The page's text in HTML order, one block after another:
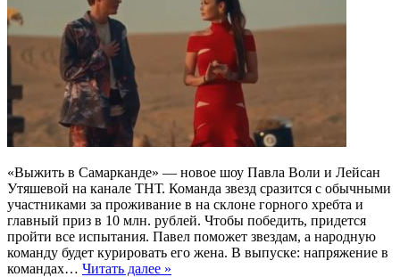
«Выжить в Самарканде» — новое шоу Павла Воли и Лейсан
Утяшевой на канале ТНТ. Команда звезд сразится с обычными
участниками за проживание в на склоне горного хребта и
главный приз в 10 млн. рублей. Чтобы победить, придется
пройти все испытания. Павел поможет звездам, а народную
команду будет курировать его жена. В выпуске: напряжение в
командах… Читать далее »